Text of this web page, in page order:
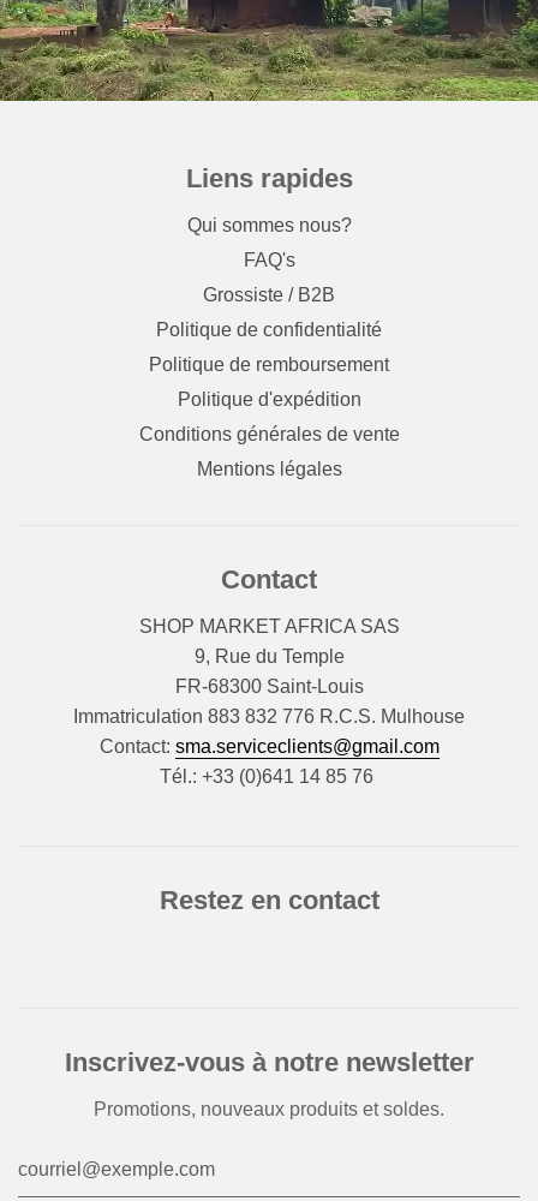
Liens rapides
Qui sommes nous?
FAQ's
Grossiste / B2B
Politique de confidentialité
Politique de remboursement
Politique d'expédition
Conditions générales de vente
Mentions légales
Contact
SHOP MARKET AFRICA SAS
9, Rue du Temple
FR-68300 Saint-Louis
Immatriculation 883 832 776 R.C.S. Mulhouse
Contact: sma.serviceclients@gmail.com
Tél.: +33 (0)641 14 85 76
Restez en contact
Inscrivez-vous à notre newsletter
Promotions, nouveaux produits et soldes.